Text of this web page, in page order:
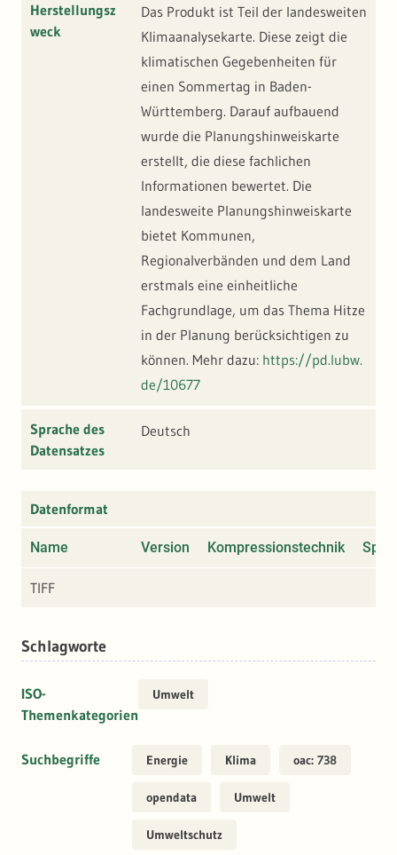
Herstellungsz
weck
Das Produkt ist Teil der landesweiten
Klimaanalysekarte. Diese zeigt die
klimatischen Gegebenheiten für
einen Sommertag in Baden-
Württemberg. Darauf aufbauend
wurde die Planungshinweiskarte
erstellt, die diese fachlichen
Informationen bewertet. Die
landesweite Planungshinweiskarte
bietet Kommunen,
Regionalverbänden und dem Land
erstmals eine einheitliche
Fachgrundlage, um das Thema Hitze
in der Planung berücksichtigen zu
können. Mehr dazu: https://pd.lubw.
de/10677
Sprache des
Datensatzes
Deutsch
Datenformat
Name Version Kompressionstechnik
TIFF
Schlagworte
ISO-
Themenkategorien
Umwelt
Suchbegriffe Energie Klima oac: 738
opendata Umwelt
Umweltschutz